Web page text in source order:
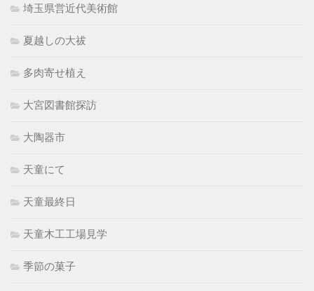
埼玉県営近代美術館
夏越しの大祓
多肉寄せ植え
大宮図書館探訪
大陶器市
天童にて
天童最終日
天童木工工場見学
季節の菓子